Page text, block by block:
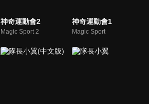
神奇運動會2
Magic Sport 2
神奇運動會1
Magic Sport